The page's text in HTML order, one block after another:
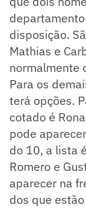
disposição.
Mathias e
normalmente
Para os
terá opções.
cotado é
pode
do 10, a lista
Romero e
aparecer na
dos que